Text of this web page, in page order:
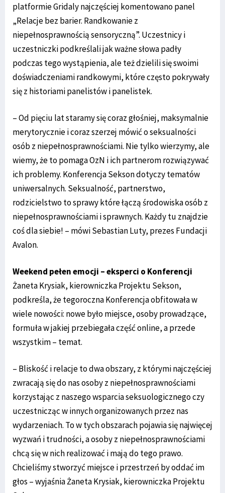
platformie Gridaly najczęściej komentowano panel
„Relacje bez barier. Randkowanie z
niepełnosprawnością sensoryczną”. Uczestnicy i
uczestniczki podkreślali jak ważne słowa padły
podczas tego wystąpienia, ale też dzielili się swoimi
doświadczeniami randkowymi, które często pokrywały
się z historiami panelistów i panelistek.
– Od pięciu lat staramy się coraz głośniej, maksymalnie
merytorycznie i coraz szerzej mówić o seksualności
osób z niepełnosprawnościami. Nie tylko wierzymy, ale
wiemy, że to pomaga OzN i ich partnerom rozwiązywać
ich problemy. Konferencja Sekson dotyczy tematów
uniwersalnych. Seksualność, partnerstwo,
rodzicielstwo to sprawy które łączą środowiska osób z
niepełnosprawnościami i sprawnych. Każdy tu znajdzie
coś dla siebie! – mówi Sebastian Luty, prezes Fundacji
Avalon.
Weekend pełen emocji – eksperci o Konferencji
Żaneta Krysiak, kierowniczka Projektu Sekson,
podkreśla, że tegoroczna Konferencja obfitowała w
wiele nowości: nowe było miejsce, osoby prowadzące,
formuła w jakiej przebiegała część online, a przede
wszystkim – temat.
– Bliskość i relacje to dwa obszary, z którymi najczęściej
zwracają się do nas osoby z niepełnosprawnościami
korzystając z naszego wsparcia seksuologicznego czy
uczestnicząc w innych organizowanych przez nas
wydarzeniach. To w tych obszarach pojawia się najwięcej
wyzwań i trudności, a osoby z niepełnosprawnościami
chcą się w nich realizować i mają do tego prawo.
Chcieliśmy stworzyć miejsce i przestrzeń by oddać im
głos – wyjaśnia Żaneta Krysiak, kierowniczka Projektu